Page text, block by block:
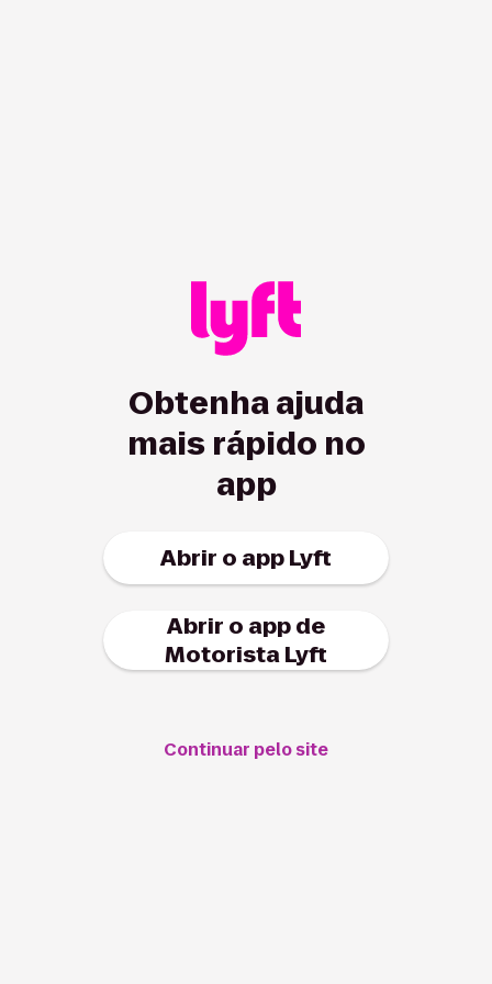
Obtenha ajuda
mais rápido no
app
Abrir o app Lyft
Abrir o app de
Motorista Lyft
Continuar pelo site